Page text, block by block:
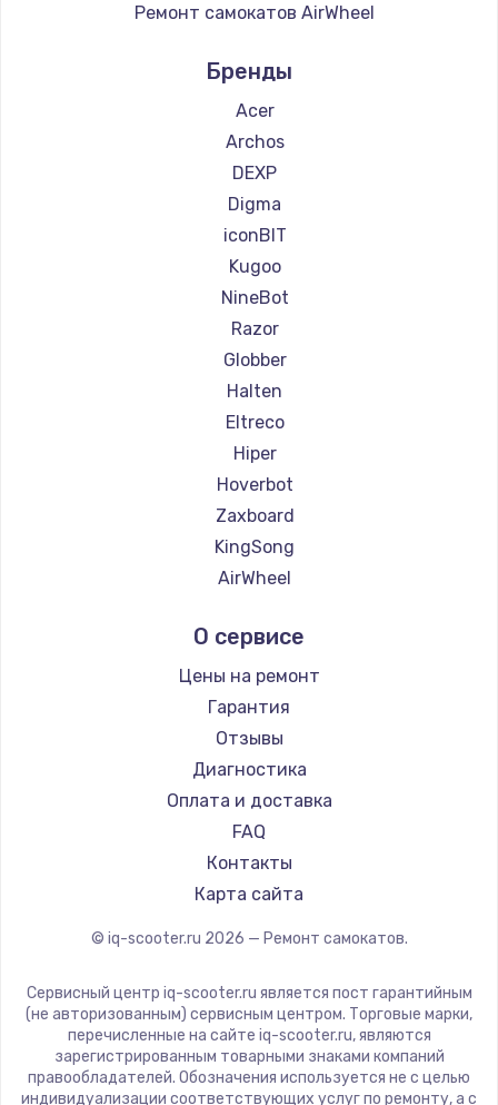
Ремонт самокатов AirWheel
Ремонт самокатов Hunter
Ремонт самокатов Shorner
Ремонт самокатов Joyor
Ремонт самокатов Minimotors
Ремонт самокатов Bork
Ремонт самокатов Segway
Ремонт самокатов KIRIN
Бренды
Acer
Archos
DEXP
Digma
iconBIT
Kugoo
NineBot
Razor
Globber
Halten
Eltreco
Hiper
Hoverbot
Zaxboard
KingSong
AirWheel
Hunter
Shorner
Joyor
Minimotors
Bork
Segway
KIRIN
О сервисе
Цены на ремонт
Гарантия
Отзывы
Диагностика
Оплата и доставка
FAQ
Контакты
Карта сайта
© iq-scooter.ru 2026 — Ремонт самокатов.
Сервисный центр iq-scooter.ru является пост гарантийным
(не авторизованным) сервисным центром. Торговые марки,
перечисленные на сайте iq-scooter.ru, являются
зарегистрированным товарными знаками компаний
правообладателей. Обозначения используется не с целью
индивидуализации соответствующих услуг по ремонту, а с